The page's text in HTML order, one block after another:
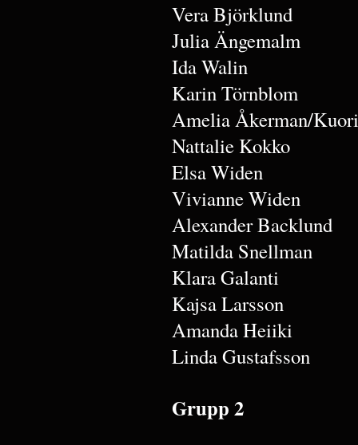
Vera Björklund
Julia Ängemalm
Ida Walin
Karin Törnblom
Amelia Åkerman/
Nattalie Kokko
Elsa Widen
Vivianne Widen
Alexander Backlund
Matilda Snellman
Klara Galanti
Kajsa Larsson
Amanda Heiiki
Linda Gustafsson
Grupp 2